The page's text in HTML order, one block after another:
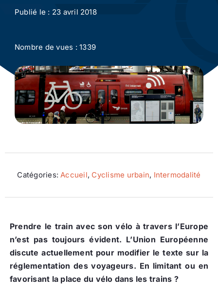
Actualité
Ecologie
Publié le : 23 avril 2018
Nombre de vues : 1339
Catégories:Accueil, Cyclisme urbain, Intermodalité
Prendre le train avec son vélo à travers l’Europe
n’est pas toujours évident. L’Union Européenne
discute actuellement pour modifier le texte sur la
réglementation des voyageurs. En limitant ou en
favorisant la place du vélo dans les trains ?